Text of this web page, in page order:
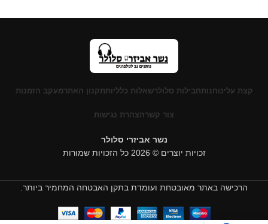
קצת עלינוחנותחבילות סלולרשאלות כלליותתקנון האתרמעקב הזמנות
צור קשרהצהרת נגישות
נשר אביזרי סלולר
זכויות יוצרים © 2026 כל הזכויות שמורות
הרכישה באתר מאובטחת ועומדת בתקן האבטחה המחמיר ביותר.